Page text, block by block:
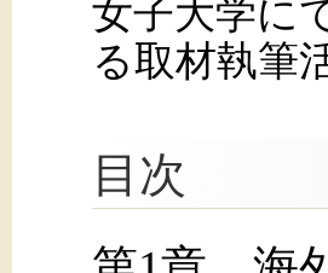
女子大学に
る取材執筆
目次